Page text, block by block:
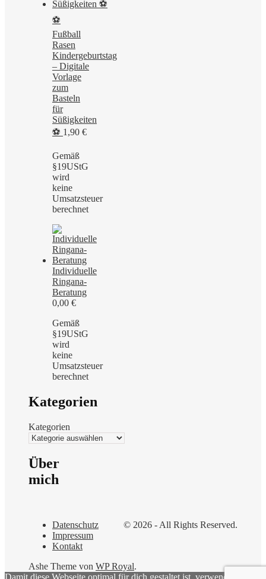
⚽
Fußball
Rasen
Kindergeburtstag
– Digitale
Vorlage
zum
Basteln
für
Süßigkeiten
⚽ 1,90 €
Gemäß
§19UStG
wird
keine
Umsatzsteuer
berechnet
Individuelle
Ringana-
Beratung
0,00 €
Gemäß
§19UStG
wird
keine
Umsatzsteuer
berechnet
Kategorien
Kategorien
Über
mich
© 2026 - All Rights Reserved.
Datenschutz
Impressum
Kontakt
Ashe Theme von WP Royal.
Damit diese Webseite optimal für dich gestaltet ist, verwenden wir